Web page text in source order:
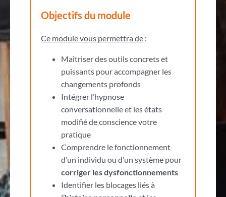
Objectifs du module
Ce module vous permettra de:
Maîtriser des outils concrets et
puissants pour accompagner les
changements profonds
Intégrer l’hypnose
conversationnelle et les états
modifié de conscience votre
pratique
Comprendre le fonctionnement
d’un individu ou d’un système pour
corriger les dysfonctionnements
Identifier les blocages liés à